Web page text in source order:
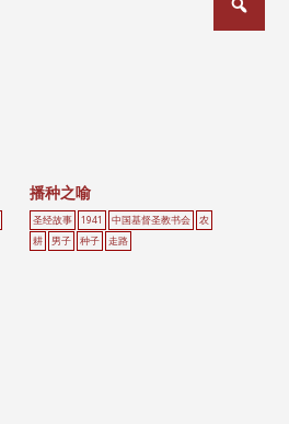
播种之喻
圣经故事 1941 中国基督圣教书会
农
耕
男子 种子 走路